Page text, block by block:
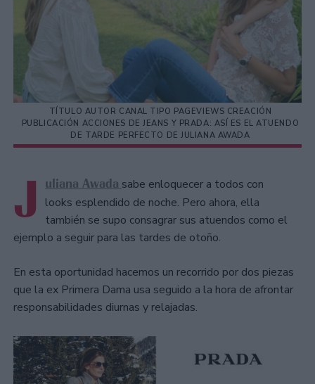
TÍTULO AUTOR CANAL TIPO PAGEVIEWS CREACIÓN
PUBLICACIÓN ACCIONES DE JEANS Y PRADA: ASÍ ES EL ATUENDO
DE TARDE PERFECTO DE JULIANA AWADA
J uliana Awada sabe enloquecer a todos con
looks esplendido de noche. Pero ahora, ella
también se supo consagrar sus atuendos como el
ejemplo a seguir para las tardes de otoño.
En esta oportunidad hacemos un recorrido por dos piezas
que la ex Primera Dama usa seguido a la hora de afrontar
responsabilidades diurnas y relajadas.